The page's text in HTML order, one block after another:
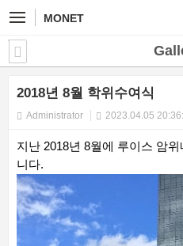
MONET
2018년 8월 학위수여식
Administrator 2023.04.05
지난 2018년 8월에 루이스 암
니다.